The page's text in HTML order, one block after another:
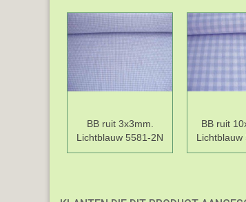
BB ruit 3x3mm.
Lichtblauw 5581-2N
BB ruit
Lichtblauw